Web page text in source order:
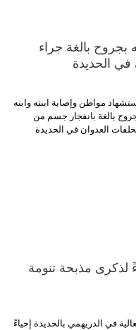
بجروح بالغة جراء
الحديدة
مواطن وإصابة ابنته وابنه
بالغة بانفجار جسم من
العدوان في الحديدة
لذكرى مذبحة تنومة
في الدريهمي بالحديدة إحياءً